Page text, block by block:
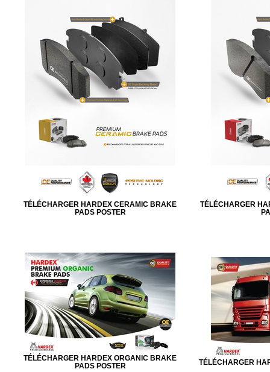
TÉLÉCHARGER HARDEX CERAMIC BRAKE
PADS POSTER
TÉLÉCHARGER
TÉLÉCHARGER HARDEX ORGANIC BRAKE
PADS POSTER
TÉLÉCHARGER